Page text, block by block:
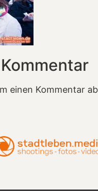
einen Kommentar